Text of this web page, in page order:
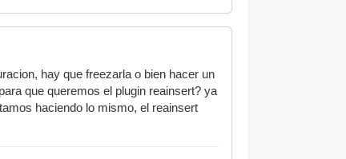
hay que freezarla o bien hacer un
que queremos el plugin reainsert? ya
haciendo lo mismo, el reainsert